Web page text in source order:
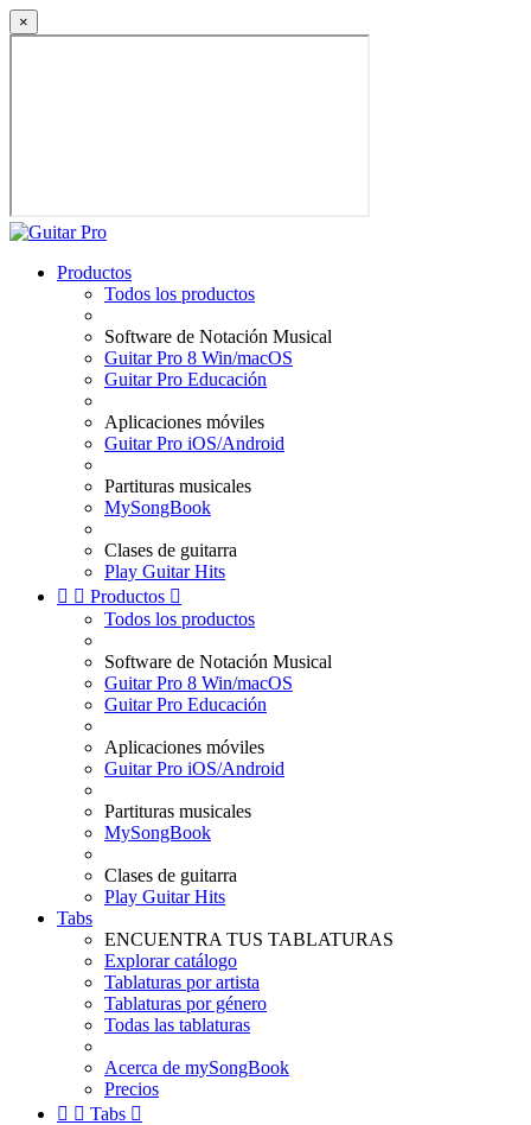
×
Productos
Todos los productos
Software de Notación Musical
Guitar Pro 8 Win/macOS
Guitar Pro Educación
Aplicaciones móviles
Guitar Pro iOS/Android
Partituras musicales
MySongBook
Clases de guitarra
Play Guitar Hits
  Productos 
Todos los productos
Software de Notación Musical
Guitar Pro 8 Win/macOS
Guitar Pro Educación
Aplicaciones móviles
Guitar Pro iOS/Android
Partituras musicales
MySongBook
Clases de guitarra
Play Guitar Hits
Tabs
ENCUENTRA TUS TABLATURAS
Explorar catálogo
Tablaturas por artista
Tablaturas por género
Todas las tablaturas
Acerca de mySongBook
Precios
  Tabs 